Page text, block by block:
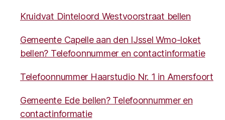
Kruidvat Dinteloord Westvoorstraat bellen
Gemeente Capelle aan den IJssel Wmo-loket
bellen? Telefoonnummer en contactinformatie
Telefoonnummer Haarstudio Nr. 1 in Amersfoort
Gemeente Ede bellen? Telefoonnummer en
contactinformatie